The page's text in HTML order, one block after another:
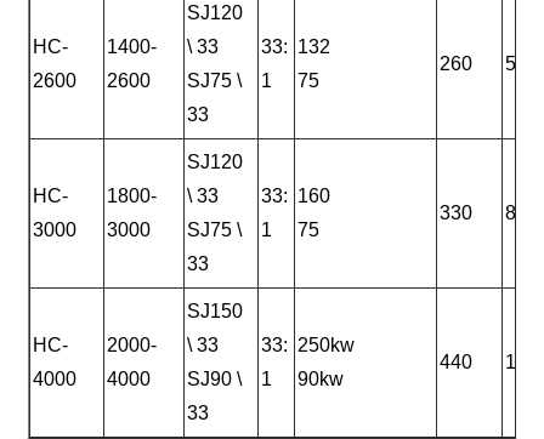
HC-
2600
1400-
2600
SJ120
\ 33
SJ75 \
33
33:
1
132
75
260 500
HC-
3000
1800-
3000
SJ120
\ 33
SJ75 \
33
33:
1
160
75
330 820
HC-
4000
2000-
4000
SJ150
\ 33
SJ90 \
33
33:
1
250kw
90kw
440